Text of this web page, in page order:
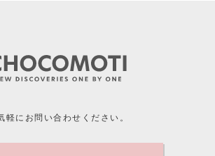
軽にお問い合わせください。